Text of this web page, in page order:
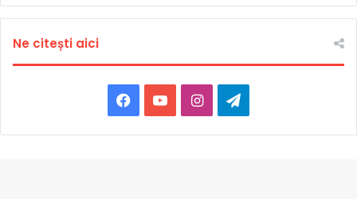
Ne citești aici
Facebook
YouTubeInstagramTelegram